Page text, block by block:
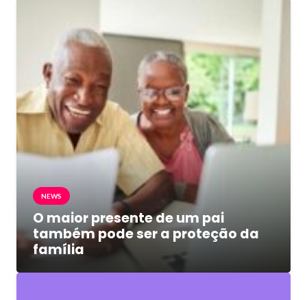
NEWS
O maior presente de um pai
também pode ser a proteção da
família